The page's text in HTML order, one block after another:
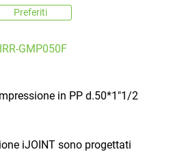
Preferiti
GMP050F
in PP d.50*1"1/2
iJOINT sono progettati